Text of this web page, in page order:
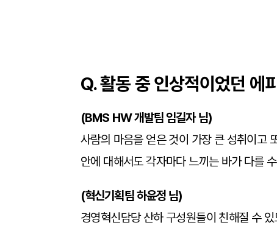
Q. 활동 중 인상적이었던 에
(BMS HW 개발팀 임길자 님)
사람의 마음을 얻은 것이 가장 큰 성취이고
안에 대해서도 각자마다 느끼는 바가 다를
(혁신기획팀 하윤정 님)
경영혁신담당 산하 구성원들이 친해질 수